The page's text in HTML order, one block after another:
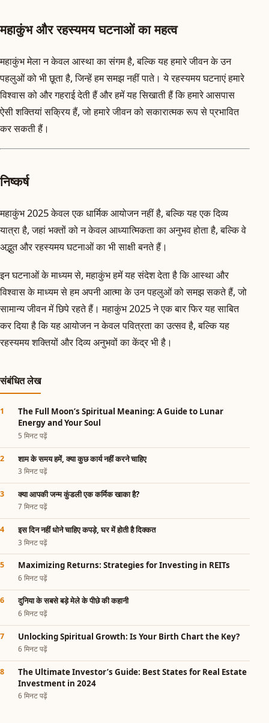
महाकुंभ और रहस्यमय घटनाओं का महत्व
महाकुंभ मेला न केवल आस्था का संगम है, बल्कि यह हमारे जीवन के उन
पहलुओं को भी छूता है, जिन्हें हम समझ नहीं पाते। ये रहस्यमय घटनाएं हमारे
विश्वास को और गहराई देती हैं और हमें यह सिखाती हैं कि हमारे आसपास
ऐसी शक्तियां सक्रिय हैं, जो हमारे जीवन को सकारात्मक रूप से प्रभावित
कर सकती हैं।
निष्कर्ष
महाकुंभ 2025 केवल एक धार्मिक आयोजन नहीं है, बल्कि यह एक दिव्य
यात्रा है, जहां भक्तों को न केवल आध्यात्मिकता का अनुभव होता है, बल्कि वे
अद्भुत और रहस्यमय घटनाओं का भी साक्षी बनते हैं।
इन घटनाओं के माध्यम से, महाकुंभ हमें यह संदेश देता है कि आस्था और
विश्वास के माध्यम से हम अपनी आत्मा के उन पहलुओं को समझ सकते हैं, जो
सामान्य जीवन में छिपे रहते हैं। महाकुंभ 2025 ने एक बार फिर यह साबित
कर दिया है कि यह आयोजन न केवल पवित्रता का उत्सव है, बल्कि यह
रहस्यमय शक्तियों और दिव्य अनुभवों का केंद्र भी है।
संबंधित लेख
The Full Moon’s Spiritual Meaning: A Guide to Lunar
Energy and Your Soul
5 मिनट पढ़ें
शाम के समय हमें, क्या कुछ कार्य नहीं करने चाहिए
3 मिनट पढ़ें
क्या आपकी जन्म कुंडली एक कर्मिक खाका है?
7 मिनट पढ़ें
इस दिन नहीं धोने चाहिए कपड़े, घर में होती है दिक्कत
3 मिनट पढ़ें
Maximizing Returns: Strategies for Investing in REITs
6 मिनट पढ़ें
दुनिया के सबसे बड़े मेले के पीछे की कहानी
6 मिनट पढ़ें
Unlocking Spiritual Growth: Is Your Birth Chart the Key?
6 मिनट पढ़ें
The Ultimate Investor’s Guide: Best States for Real Estate
Investment in 2024
6 मिनट पढ़ें